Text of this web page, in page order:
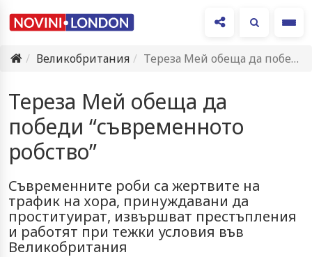
Великобритания
Тереза Мей обеща да победи “съвременното робство”
Тереза Мей обеща да
победи “съвременното
робство”
Съвременните роби са жертвите на
трафик на хора, принуждавани да
проституират, извършват престъпления
и работят при тежки условия във
Великобритания